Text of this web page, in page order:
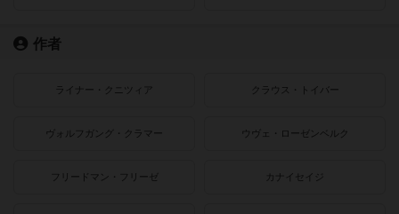
作者
ライナー・クニツィア クラウス・トイバー
ヴォルフガング・クラマー ウヴェ・ローゼンベルク
フリードマン・フリーゼ カナイセイジ